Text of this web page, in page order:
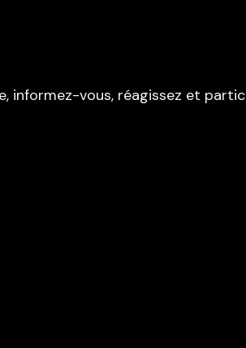
informez-vous, réagissez et